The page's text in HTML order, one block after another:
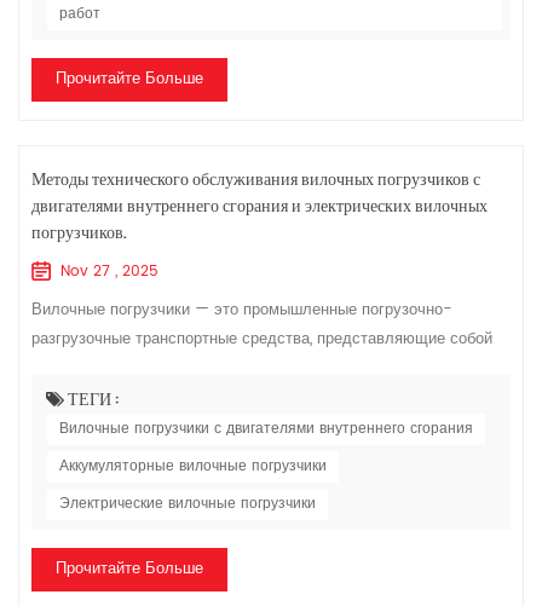
работ
Прочитайте Больше
Методы технического обслуживания вилочных погрузчиков с
двигателями внутреннего сгорания и электрических вилочных
погрузчиков.
Nov 27 , 2025
Вилочные погрузчики — это промышленные погрузочно-
разгрузочные транспортные средства, представляющие собой
разгрузки, штабелирования и транспортир...
ТЕГИ :
Вилочные погрузчики с двигателями внутреннего сгорания
Аккумуляторные вилочные погрузчики
Электрические вилочные погрузчики
Прочитайте Больше